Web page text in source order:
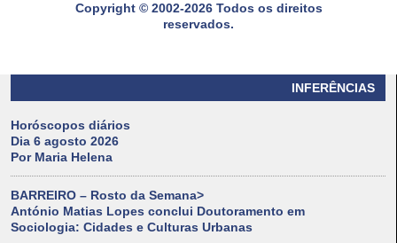
INFERÊNCIAS
Horóscopos diários
Dia 6 agosto 2026
Por Maria Helena
BARREIRO – Rosto da Semana>
António Matias Lopes conclui Doutoramento em
Sociologia: Cidades e Culturas Urbanas
Copyright © 2002-2026 Todos os direitos
reservados.